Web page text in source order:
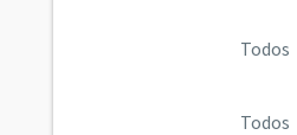
Todos
Todos